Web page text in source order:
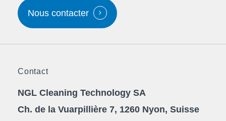
Nous contacter
Contact
NGL Cleaning Technology SA
Ch. de la Vuarpillière 7, 1260 Nyon, Suisse